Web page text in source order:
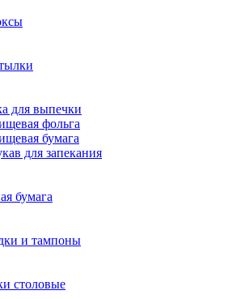
для выпечки
фольга
бумага
для запекания
бумага
и тампоны
столовые